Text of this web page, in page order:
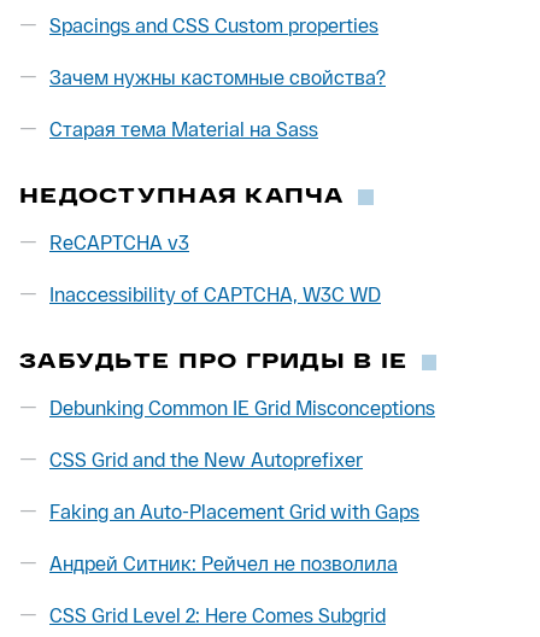
Spacings and CSS Custom properties
Зачем нужны кастомные свойства?
Старая тема Material на Sass
НЕДОСТУПНАЯ КАПЧА
ReCAPTCHA v3
Inaccessibility of CAPTCHA, W3C WD
ЗАБУДЬТЕ ПРО ГРИДЫ В IE
Debunking Common IE Grid Misconceptions
CSS Grid and the New Autoprefixer
Faking an Auto-Placement Grid with Gaps
Андрей Ситник: Рейчел не позволила
CSS Grid Level 2: Here Comes Subgrid